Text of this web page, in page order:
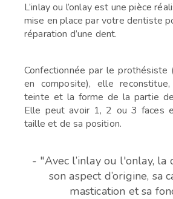
L’inlay ou l’onlay est une pièce
mise en place par votre dentiste
réparation d’une dent.
Confectionnée par le prothésiste
en composite), elle
teinte et la forme de la partie
Elle peut avoir 1, 2 ou 3 faces
taille et de sa position.
- "Avec l’inlay ou l'onlay, la
son aspect d’origine, sa
mastication et sa